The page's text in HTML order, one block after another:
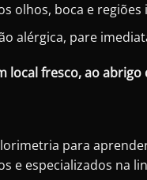
olhos, boca e
alérgica, pare
local fresco, ao abrigo
para
e especializados na